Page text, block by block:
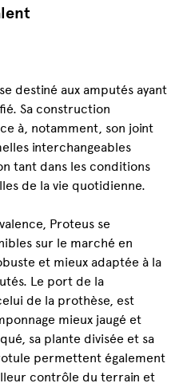
destiné aux amputés ayant
Sa construction
à, notamment, son joint
interchangeables
tant dans les conditions
de la vie quotidienne.
Proteus se
sur le marché en
et mieux adaptée à la
Le port de la
de la prothèse, est
mieux jaugé et
sa plante divisée et sa
permettent également
contrôle du terrain et